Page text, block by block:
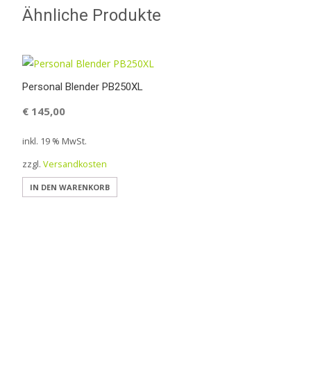
Ähnliche Produkte
Personal Blender PB250XL
€ 145,00
inkl. 19 % MwSt.
zzgl. Versandkosten
IN DEN WARENKORB